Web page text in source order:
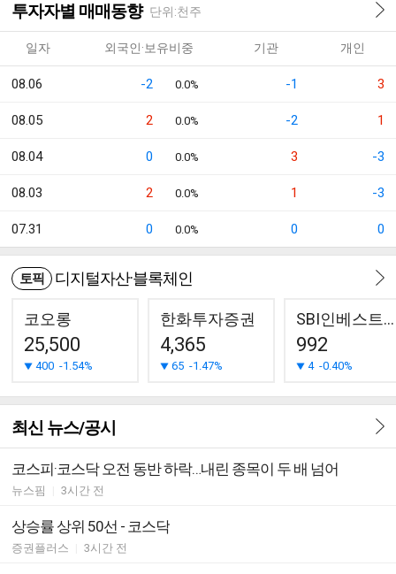
투자자별 매매동향 단위:천주
일자 외국인·보유비중 기관 개인
08.06 -2 0.0% -1 3
08.05 2 0.0% -2 1
08.04 0 0.0% 3 -3
08.03 2 0.0% 1 -3
07.31 0 0.0% 0 0
토픽 디지털자산·블록체인
코오롱
25,500
400 -1.54%
한화투자증권
4,365
65 -1.47%
SBI인베스트먼트
992
4 -0.40%
최신 뉴스/공시
코스피·코스닥 오전 동반 하락…내린 종목이 두 배 넘어
뉴스핌 3시간 전
상승률 상위 50선 - 코스닥
증권플러스 3시간 전